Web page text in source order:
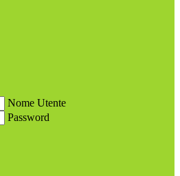
Nome Utente
Password